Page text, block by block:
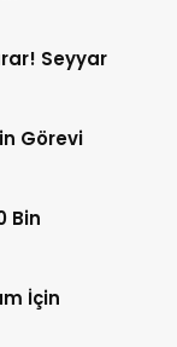
Seyyar
Görevi
Bin
İçin